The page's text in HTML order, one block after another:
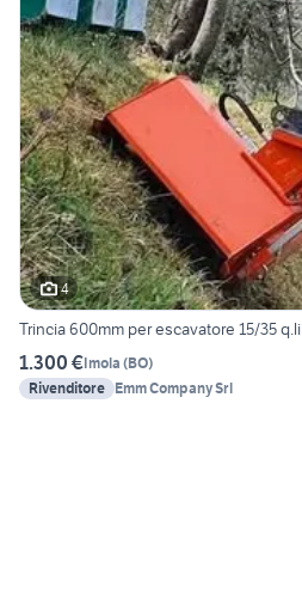
4
Trincia 600mm per escavatore 15/35 q.li
1.300 €Imola (BO)
Rivenditore Emm Company Srl